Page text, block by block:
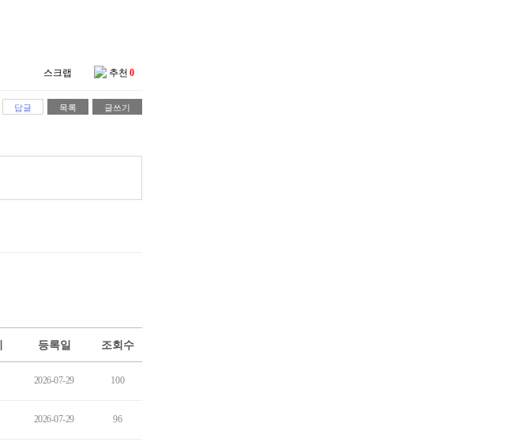
스크랩 추천 0
답글 목록 글쓰기
등록일 조회수
2026-07-29 100
2026-07-29 96